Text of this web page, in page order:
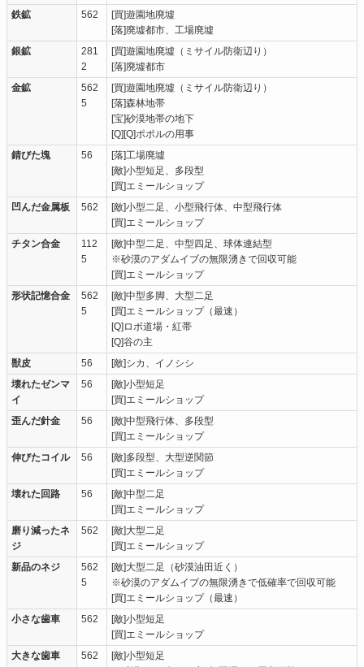
鉄鉱
562
[買]遊園地廃墟
[落]廃墟都市、工場廃墟
銀鉱
281
2
[買]遊園地廃墟（ミサイル防衛辺り）
[落]廃墟都市
金鉱
562
5
[買]遊園地廃墟（ミサイル防衛辺り）
[落]森林地帯
[宝]砂漠地帯の地下
[Q][Q]ポポルの用事
錆びた塊
56
[落]工場廃墟
[敵]小型短足、多段型
[買]エミールショップ
凹んだ金属板
562
[敵]小型二足、小型飛行体、中型飛行体
[買]エミールショップ
チタン合金
112
5
[敵]中型二足、中型四足、球体連結型
※砂漠のアダムイブの無限湧きで回収可能
[買]エミールショップ
形状記憶合金
562
5
[敵]中型多脚、大型二足
[買]エミールショップ（最速）
[Q]ロボ道場・紅帯
[Q]谷の主
獣皮
56
[敵]シカ、イノシシ
壊れたゼンマ
イ
56
[敵]小型短足
[買]エミールショップ
歪んだ針金
56
[敵]中型飛行体、多段型
[買]エミールショップ
伸びたコイル
56
[敵]多段型、大型逆関節
[買]エミールショップ
壊れた回路
56
[敵]中型二足
[買]エミールショップ
磨り減ったネ
ジ
562
[敵]大型二足
[買]エミールショップ
新品のネジ
562
5
[敵]大型二足（砂漠油田近く）
※砂漠のアダムイブの無限湧きで低確率で回収可能
[買]エミールショップ（最速）
小さな歯車
562
[敵]小型短足
[買]エミールショップ
大きな歯車
562
[敵]小型短足